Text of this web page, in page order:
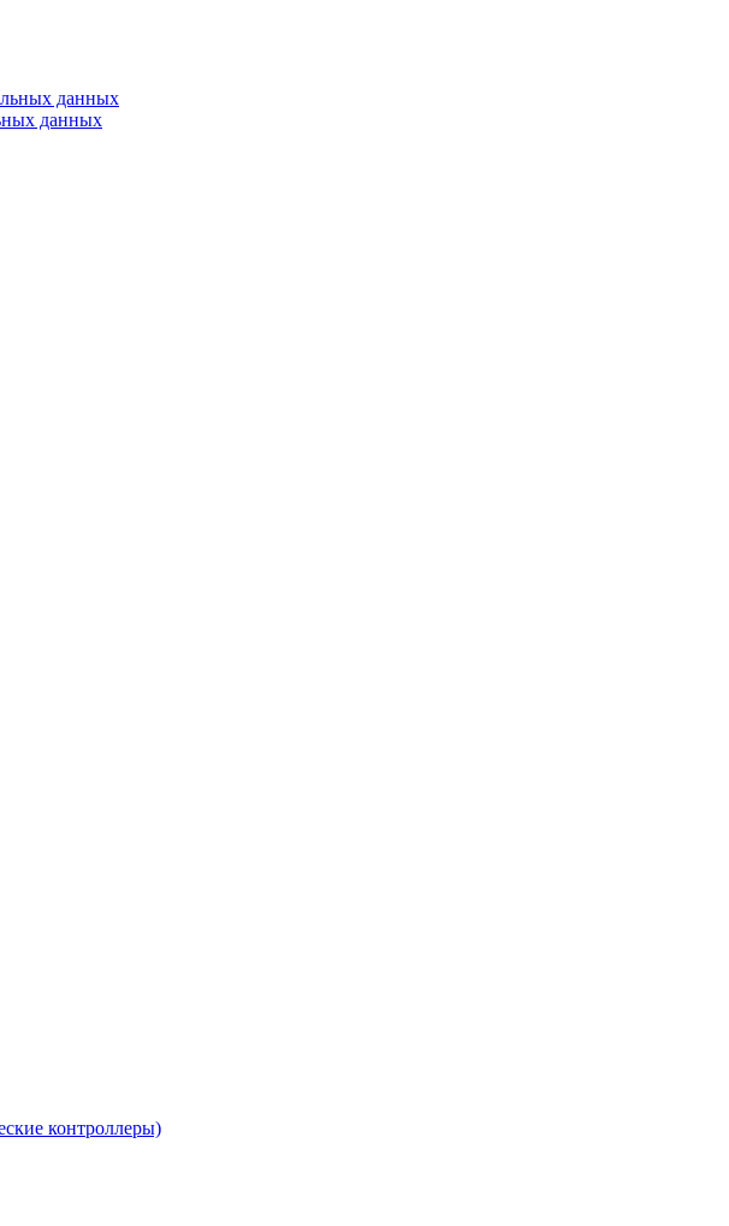
данных
данных
контроллеры)